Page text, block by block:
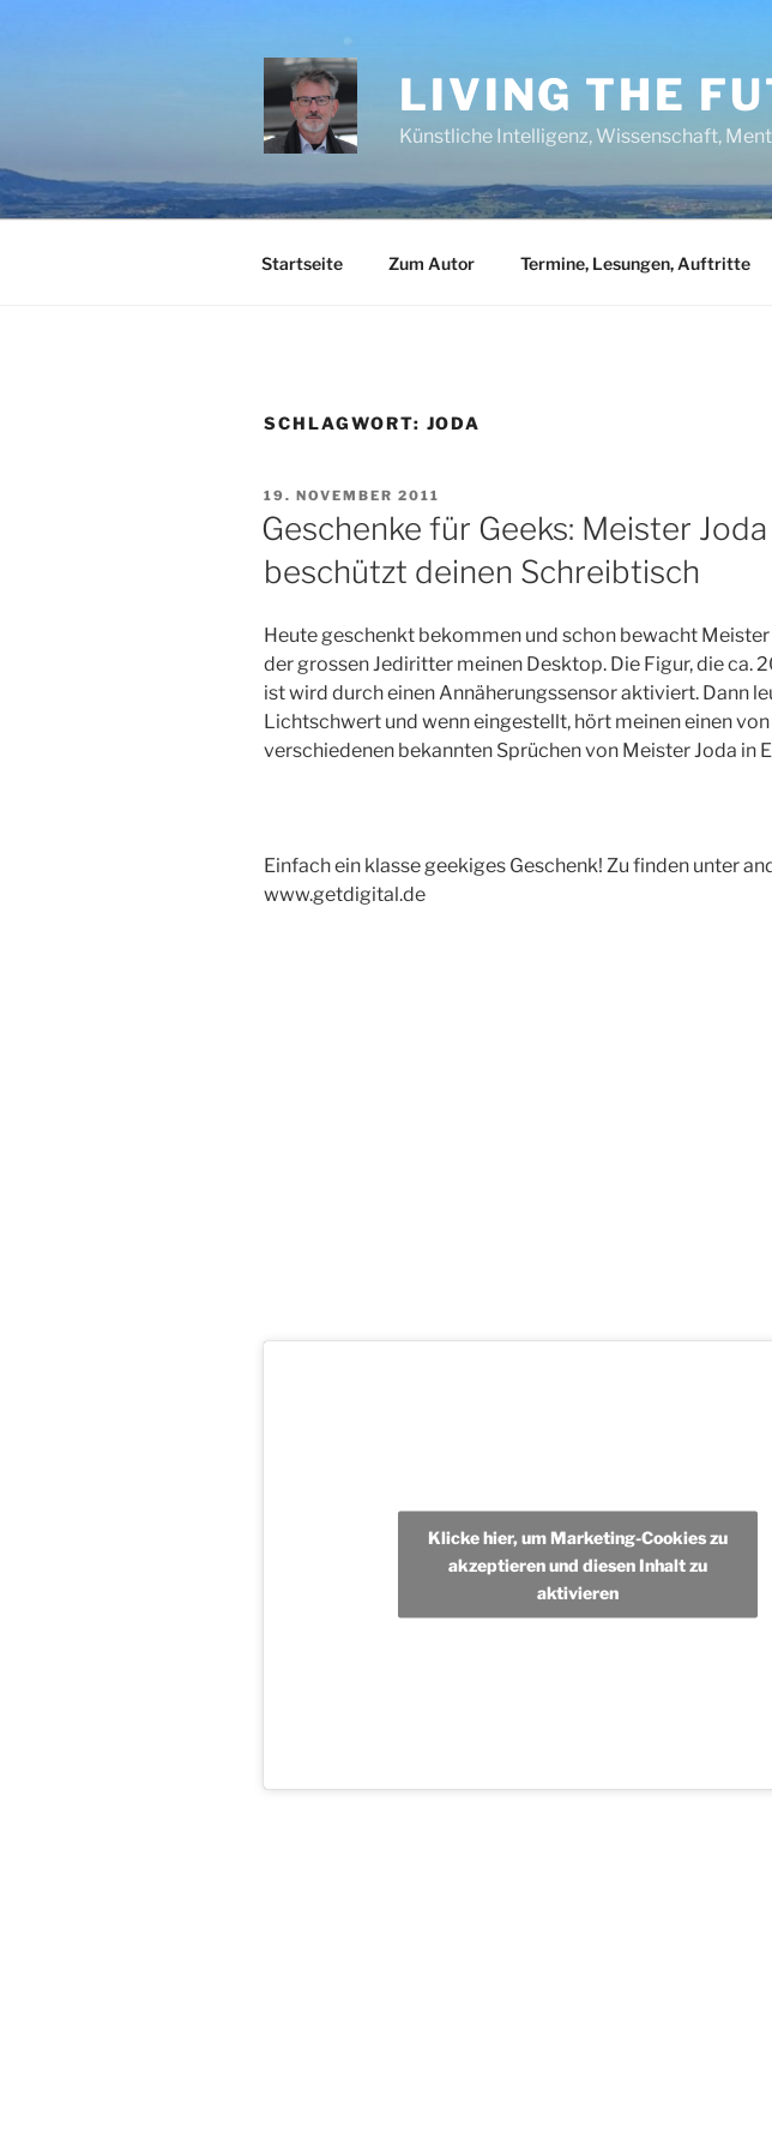
LIVING THE
Künstliche Intelligenz, Wissenschaft,
Startseite Zum Autor Termine, Lesungen, Auftritte
SCHLAGWORT: JODA
VERÖFFENTLICHT
AM
19. NOVEMBER 2011
Geschenke für Geeks: Meister Joda
beschützt deinen Schreibtisch
Heute geschenkt bekommen und schon bewacht Meister
der grossen Jediritter meinen Desktop. Die Figur, die ca.
ist wird durch einen Annäherungssensor aktiviert. Dann
Lichtschwert und wenn eingestellt, hört meinen einen von
verschiedenen bekannten Sprüchen von Meister Joda in
Einfach ein klasse geekiges Geschenk! Zu finden unter
www.getdigital.de
Klicke hier, um Marketing-Cookies zu
akzeptieren und diesen Inhalt zu
aktivieren